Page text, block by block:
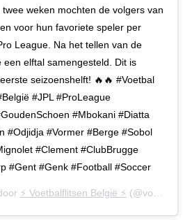
weken mochten de volgers van
voor hun favoriete speler per
League. Na het tellen van de
elftal samengesteld. Dit is
seizoenshelft! 🔥🔥 #Voetbal
#JPL #ProLeague
#Mbokani #Diatta
#Odjidja #Vormer #Berge #Sobol
#Clement #ClubBrugge
#Gent #Genk #Football #Soccer
⚡️ Voetbalflitsen België ⚡️ (@voetbalflitsen.be) op